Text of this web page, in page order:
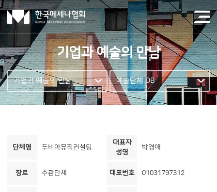
기업과 예술의 만남
기업과 예술의 만남 예술단체 DB
단체명 두비아뮤직컨설팅
대표자
성명
박경애
장르 주관단체 대표번호 01031797312